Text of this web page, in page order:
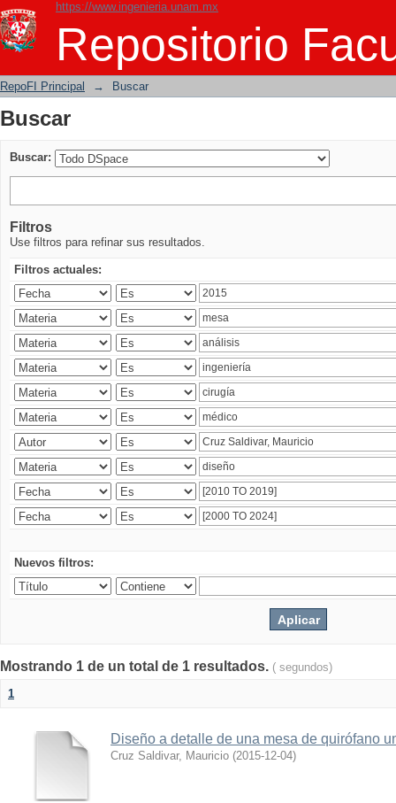
https://www.ingenieria.unam.mx
Repositorio
Buscar
RepoFI Principal → Buscar
Buscar
Buscar:
Filtros
Use filtros para refinar sus resultados.
Filtros actuales:
Nuevos filtros:
Mostrando 1 de un total de 1 resultados. ( segundos)
1
Diseño a detalle de una mesa de quirófano
Cruz Saldivar, Mauricio (2015-12-04)